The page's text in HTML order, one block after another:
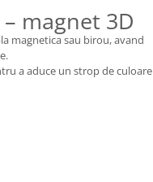
magnet 3D
magnetica sau birou, avand
a aduce un strop de culoare